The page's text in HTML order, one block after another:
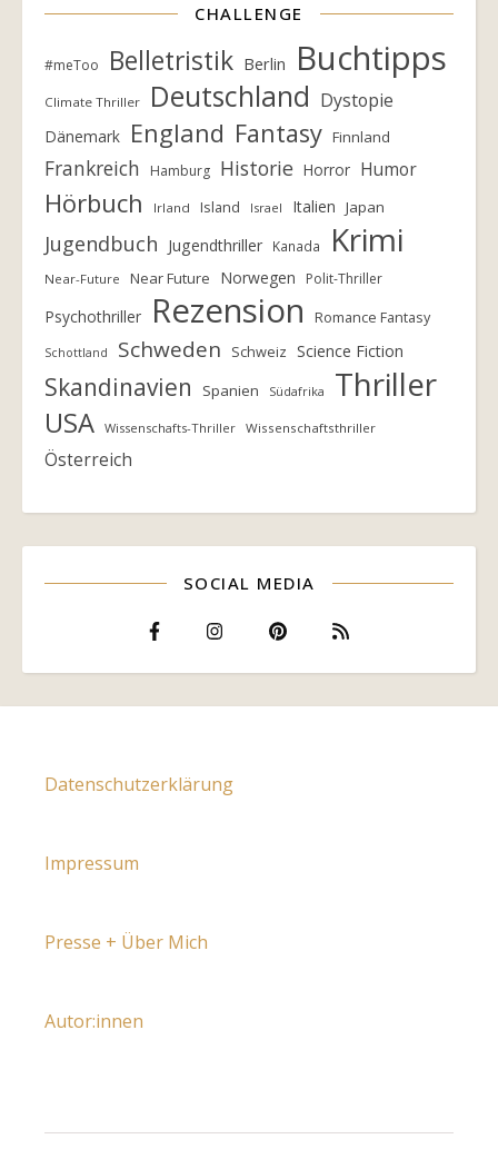
CHALLENGE
#meToo Belletristik Berlin Buchtipps
Climate Thriller Deutschland Dystopie
Dänemark England Fantasy Finnland
Frankreich Hamburg Historie Horror Humor
Hörbuch Irland Island Israel Italien Japan
Jugendbuch Jugendthriller Kanada Krimi
Near-Future Near Future Norwegen Polit-Thriller
Psychothriller Rezension Romance Fantasy
Schottland Schweden Schweiz Science Fiction
Skandinavien Spanien Südafrika Thriller
USA Wissenschafts-Thriller Wissenschaftsthriller
Österreich
SOCIAL MEDIA
Datenschutzerklärung
Impressum
Presse + Über Mich
Autor:innen